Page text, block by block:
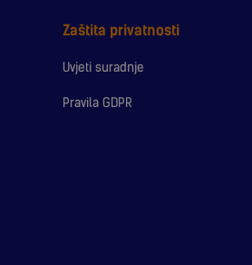
Zaštita privatnosti
Uvjeti suradnje
Pravila GDPR